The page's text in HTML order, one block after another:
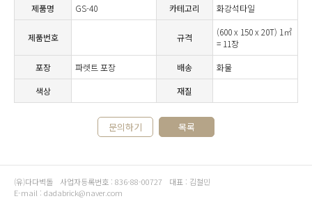
제품명 GS-40 카테고리 화강석타일
제품번호 규격
(600 x 150 x 20T) 1㎡
= 11장
포장
파렛트 포장 배송
화물
색상
재질
문의하기 목록
(유)다다벽돌 사업자등록번호 : 836-88-00727
대표 : 김철민
E-mail : dadabrick@naver.com